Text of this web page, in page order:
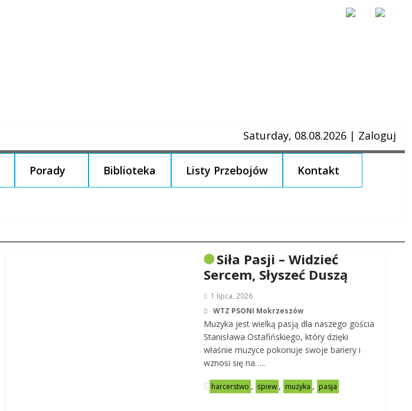
Saturday, 08.08.2026 | Zaloguj
Porady Biblioteka Listy Przebojów Kontakt
Siła Pasji – Widzieć
Sercem, Słyszeć Duszą
1 lipca, 2026
WTZ PSONI Mokrzeszów
Muzyka jest wielką pasją dla naszego gościa
Stanisława Ostafińskiego, który dzięki
właśnie muzyce pokonuje swoje bariery i
wznosi się na…..
harcerstwo , śpiew , muzyka , pasja